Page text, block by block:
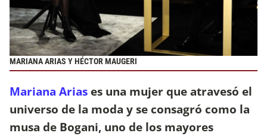
MARIANA ARIAS Y HÉCTOR MAUGERI
Mariana Arias es una mujer que atravesó el
universo de la moda y se consagró como la
musa de Bogani, uno de los mayores